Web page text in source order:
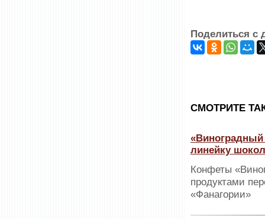
Поделиться с
CМОТРИТЕ
линейку
Конфеты
продуктами
«Фанагории»